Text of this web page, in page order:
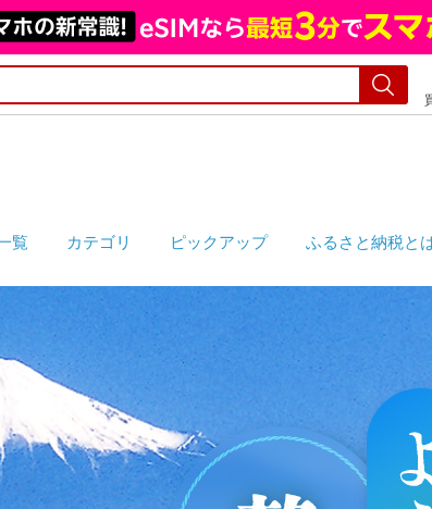
覧 カテゴリ ピックアップ ふるさと納税と